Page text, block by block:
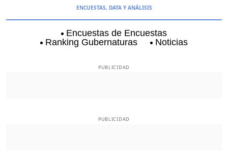
ENCUESTAS, DATA Y ANÁLISIS
Encuestas de Encuestas
Ranking Gubernaturas
Noticias
PUBLICIDAD
PUBLICIDAD